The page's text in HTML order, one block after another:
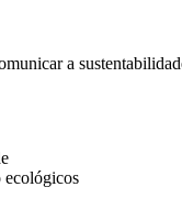
a
ecológicos